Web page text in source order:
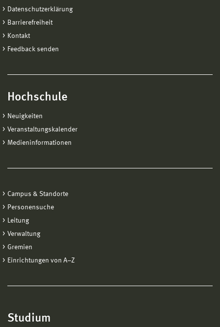
Datenschutzerklärung
Barrierefreiheit
Kontakt
Feedback senden
Hochschule
Neuigkeiten
Veranstaltungskalender
Medieninformationen
Campus & Standorte
Personensuche
Leitung
Verwaltung
Gremien
Einrichtungen von A−Z
Studium